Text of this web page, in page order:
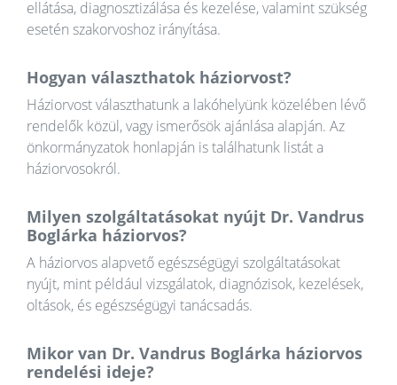
ellátása, diagnosztizálása és kezelése, valamint szükség
esetén szakorvoshoz irányítása.
Hogyan választhatok háziorvost?
Háziorvost választhatunk a lakóhelyünk közelében lévő
rendelők közül, vagy ismerősök ajánlása alapján. Az
önkormányzatok honlapján is találhatunk listát a
háziorvosokról.
Milyen szolgáltatásokat nyújt Dr. Vandrus
Boglárka háziorvos?
A háziorvos alapvető egészségügyi szolgáltatásokat
nyújt, mint például vizsgálatok, diagnózisok, kezelések,
oltások, és egészségügyi tanácsadás.
Mikor van Dr. Vandrus Boglárka háziorvos
rendelési ideje?